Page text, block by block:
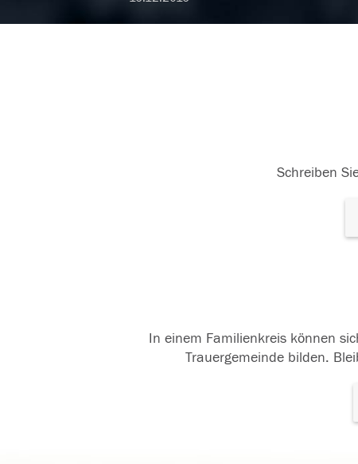
Schreiben
In einem Familienkreis können
Trauergemeinde bilden.